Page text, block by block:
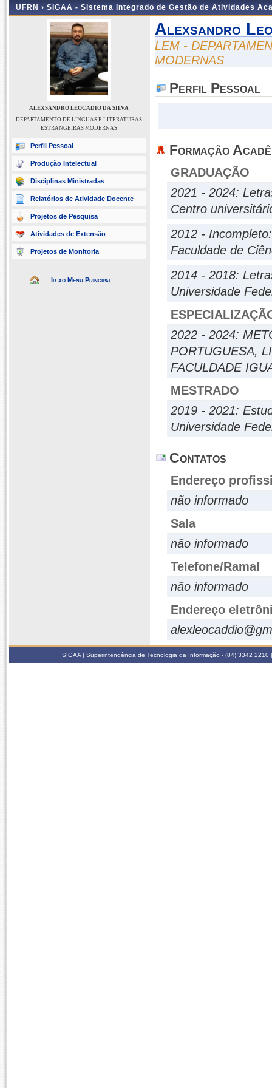
UFRN › SIGAA - Sistema Integrado de Gestão de Atividades
ALEXSANDRO LEOCADIO DA SILVA
DEPARTAMENTO DE LINGUAS E LITERATURAS
ESTRANGEIRAS MODERNAS
Perfil Pessoal
Produção Intelectual
Disciplinas Ministradas
Relatórios de Atividade Docente
Projetos de Pesquisa
Atividades de Extensão
Projetos de Monitoria
Ir ao Menu Principal
Alexsandro
LEM -
MODERNAS
Perfil Pessoal
Formação
GRADUAÇÃO
2021 - 2024:
Centro
2012 -
Faculdade de
2014 - 2018:
Universidade
2022 - 2024:
PORTUGUESA,
FACULDADE
MESTRADO
2019 - 2021:
Universidade
Contatos
Endereço
não informado
Sala
não informado
Telefone/Ramal
não informado
Endereço
SIGAA | Superintendência de Tecnologia da Informação - (84) 3342